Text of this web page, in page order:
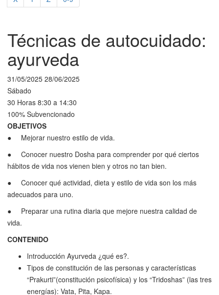
Técnicas de autocuidado:
ayurveda
31/05/2025 28/06/2025
Sábado
30 Horas 8:30 a 14:30
100% Subvencionado
OBJETIVOS
● Mejorar nuestro estilo de vida.
● Conocer nuestro Dosha para comprender por qué ciertos
hábitos de vida nos vienen bien y otros no tan bien.
● Conocer qué actividad, dieta y estilo de vida son los más
adecuados para uno.
● Preparar una rutina diaria que mejore nuestra calidad de
vida.
CONTENIDO
Introducción Ayurveda ¿qué es?.
Tipos de constitución de las personas y características
“Prakurti”(constitución psicofísica) y los “Tridoshas” (las tres
energías): Vata, Pita, Kapa.